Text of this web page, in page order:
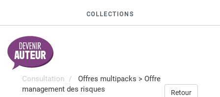
COLLECTIONS
Consultation Offres multipacks > Offre
management des risques
Retour